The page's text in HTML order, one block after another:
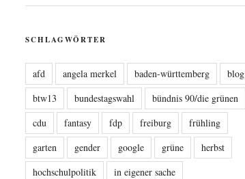
SCHLAGWÖRTER
afd angela merkel baden-württemberg
blog
btw13
bundestagswahl
bündnis 90/die grünen
cdu
fantasy fdp freiburg
frühling
garten
gender google grüne
herbst
hochschulpolitik
in eigener sache